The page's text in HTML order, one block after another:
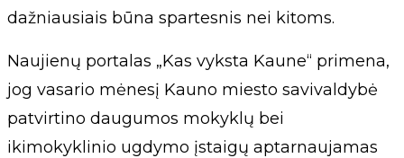
dažniausiais būna spartesnis nei kitoms.
Naujienų portalas „Kas vyksta Kaune“ primena,
jog vasario mėnesį Kauno miesto savivaldybė
patvirtino daugumos mokyklų bei
ikimokyklinio ugdymo įstaigų aptarnaujamas